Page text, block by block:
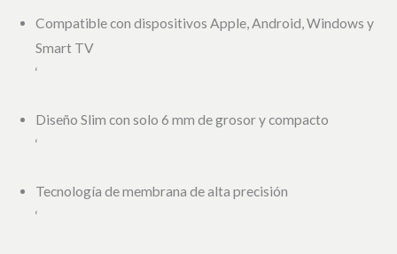
Compatible con dispositivos Apple, Android, Windows y
Smart TV
‘
Diseño Slim con solo 6 mm de grosor y compacto
‘
Tecnología de membrana de alta precisión
‘